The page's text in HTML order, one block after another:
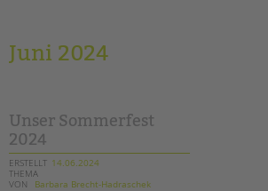
Förderzentren
Kollegs
EFöB
Schulbezogene Sozialarbeit
Juni 2024
Unser Sommerfest
2024
ERSTELLT 14.06.2024
THEMA
VON
Barbara Brecht-Hadraschek